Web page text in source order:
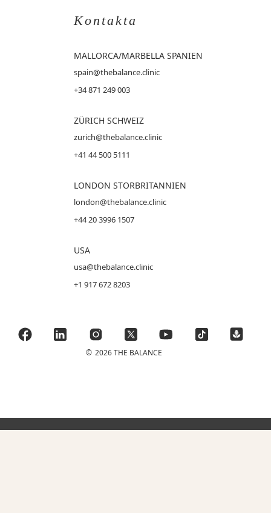
Kontakta
MALLORCA/MARBELLA SPANIEN
spain@thebalance.clinic
+34 871 249 003
ZÜRICH SCHWEIZ
zurich@thebalance.clinic
+41 44 500 5111
LONDON STORBRITANNIEN
london@thebalance.clinic
+44 20 3996 1507
USA
usa@thebalance.clinic
+1 917 672 8203
© 2026 THE BALANCE